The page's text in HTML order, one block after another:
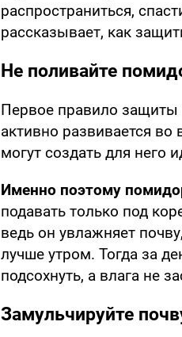
распространиться,
рассказывает, как
Не поливайте
Первое правило
активно развивается
могут создать для него
Именно поэтому
подавать только под
ведь он увлажняет
лучше утром. Тогда за
подсохнуть, а влага не
Замульчируйте